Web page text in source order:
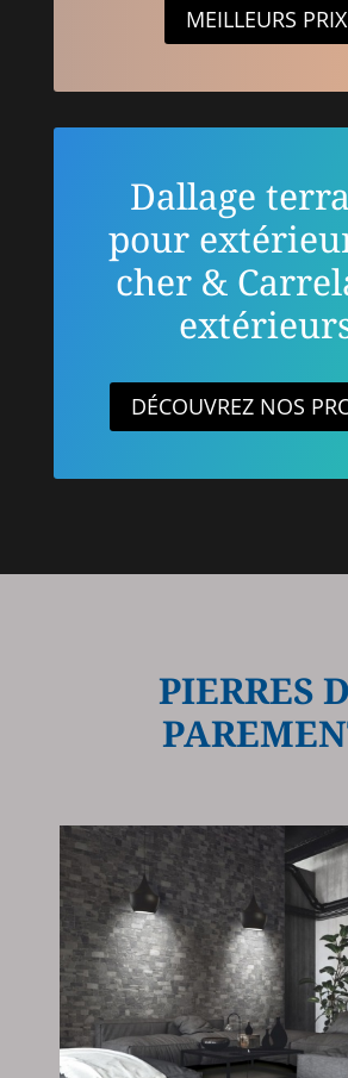
MEILLEURS PRIX
Dallage
pour
cher &
DÉCOUVREZ NOS
PIERRES